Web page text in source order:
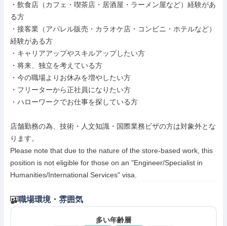
・飲食店（カフェ・喫茶店・居酒屋・ラーメン屋など）経験があ
る方
・接客業（アパレル販売・カラオケ店・コンビニ・ホテルなど）
経験がある方
・キャリアアップやスキルアップしたい方
・将来、独立を考えている方
・今の職場よりお休みを増やしたい方
・フリーターから正社員になりたい方
・ハローワークでお仕事を探している方
店舗勤務の為、技術・人文知識・国際業務ビザの方は対象外とな
ります。
Please note that due to the nature of the store-based work, this
position is not eligible for those on an "Engineer/Specialist in
Humanities/International Services" visa.
職場環境・雰囲気
多い年齢層